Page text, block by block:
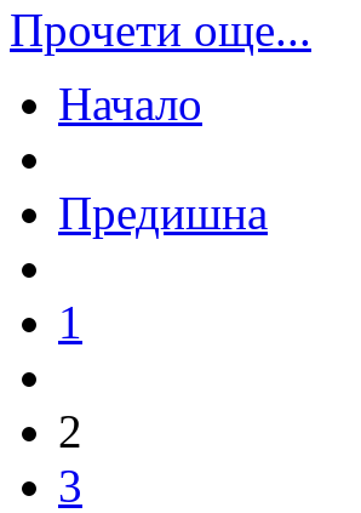
Прочети още...
Начало
Предишна
1
2
3